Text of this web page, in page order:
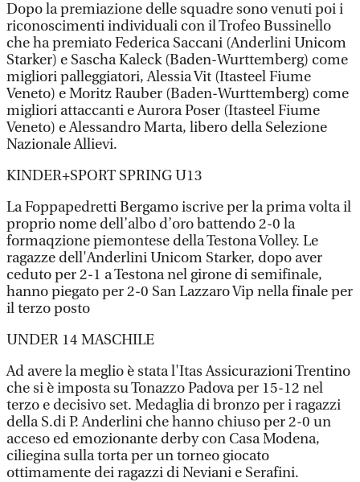
Dopo la premiazione delle squadre sono venuti poi i
riconoscimenti individuali con il Trofeo Bussinello
che ha premiato Federica Saccani (Anderlini Unicom
Starker) e Sascha Kaleck (Baden-Wurttemberg) come
migliori palleggiatori, Alessia Vit (Itasteel Fiume
Veneto) e Moritz Rauber (Baden-Wurttemberg) come
migliori attaccanti e Aurora Poser (Itasteel Fiume
Veneto) e Alessandro Marta, libero della Selezione
Nazionale Allievi.
KINDER+SPORT SPRING U13
La Foppapedretti Bergamo iscrive per la prima volta il
proprio nome dell’albo d’oro battendo 2-0 la
formaqzione piemontese della Testona Volley. Le
ragazze dell'Anderlini Unicom Starker, dopo aver
ceduto per 2-1 a Testona nel girone di semifinale,
hanno piegato per 2-0 San Lazzaro Vip nella finale per
il terzo posto
UNDER 14 MASCHILE
Ad avere la meglio è stata l'Itas Assicurazioni Trentino
che si è imposta su Tonazzo Padova per 15-12 nel
terzo e decisivo set. Medaglia di bronzo per i ragazzi
della S.di P. Anderlini che hanno chiuso per 2-0 un
acceso ed emozionante derby con Casa Modena,
ciliegina sulla torta per un torneo giocato
ottimamente dei ragazzi di Neviani e Serafini.